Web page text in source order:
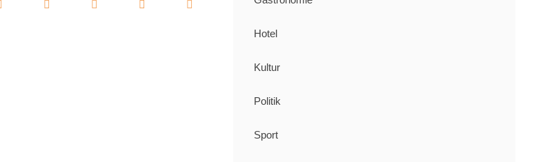
Hotel
Kultur
Politik
Sport